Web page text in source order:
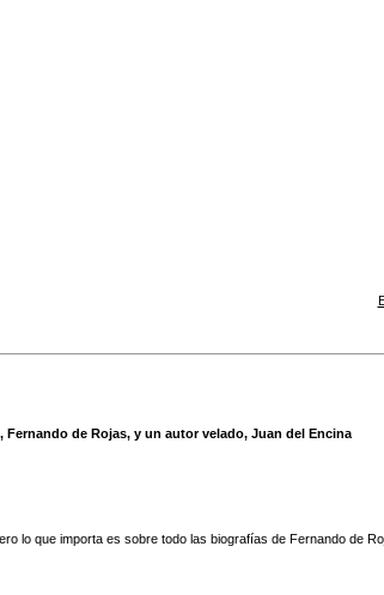
de Rojas, y un autor velado, Juan del Encina
lo que importa es sobre todo las biografías de Fernando de